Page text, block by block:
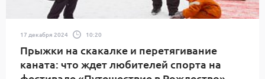
17 декабря 2024 10:20
Прыжки на скакалке и перетягивание
каната: что ждет любителей спорта на